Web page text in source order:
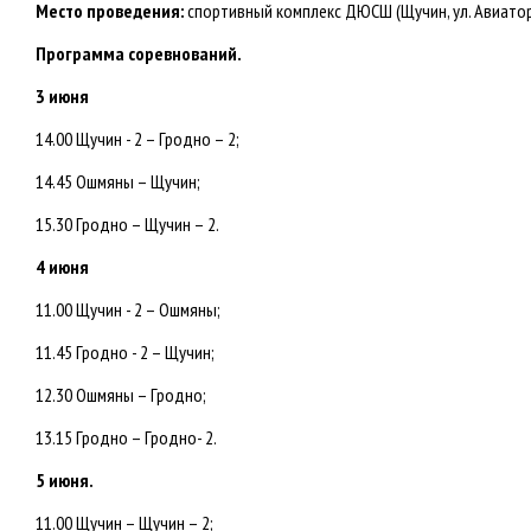
Место проведения:спортивный комплекс ДЮСШ (Щучин, ул.
Программа соревнований.
3 июня
14.00 Щучин - 2 – Гродно – 2;
14.45 Ошмяны – Щучин;
15.30 Гродно – Щучин – 2.
4 июня
11.00 Щучин - 2 – Ошмяны;
11.45 Гродно - 2 – Щучин;
12.30 Ошмяны – Гродно;
13.15 Гродно – Гродно- 2.
5 июня.
11.00 Щучин – Щучин – 2;